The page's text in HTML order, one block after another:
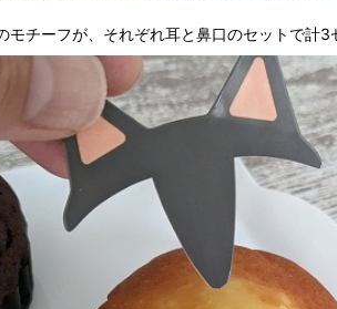
モチーフが、それぞれ耳と鼻口のセットで計3